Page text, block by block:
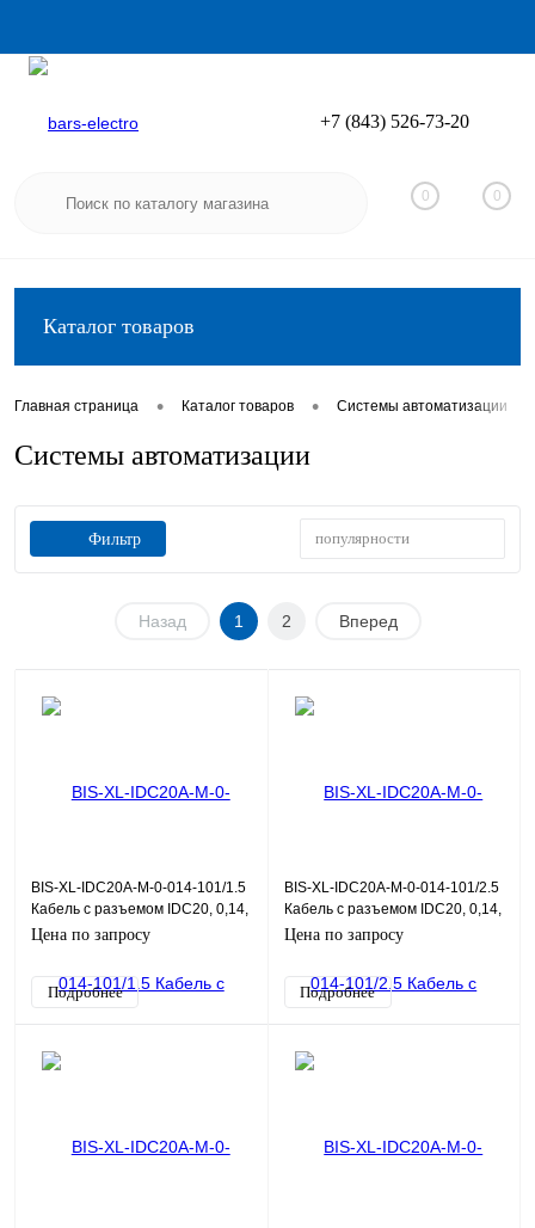
Вход
+7 (843) 526-73-20
0 0
Каталог товаров
Главная страница • Каталог товаров • Системы автоматизации
Системы автоматизации
Фильтр популярности
Назад 1 2 Вперед
BIS-XL-IDC20A-M-0-014-101/1.5
Кабель с разъемом IDC20, 0,14,
1,5 м
Цена по запросу
Подробнее
BIS-XL-IDC20A-M-0-014-101/2.5
Кабель с разъемом IDC20, 0,14,
2,5 м
Цена по запросу
Подробнее